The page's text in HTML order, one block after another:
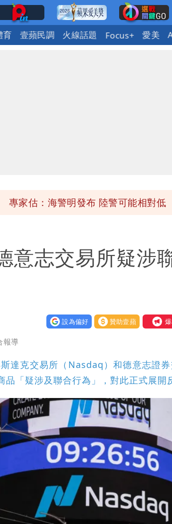
育 壹蘋民調 火線話題 Focus+ 愛美
專家估：海警明發布 陸警可能相對低
典示警「恐遇黑潮變強」 路徑分歧
意志交易所疑
設為偏好 贊助壹蘋 我要爆
報導
達克交易所（Nasdaq）和德意志證
「疑涉及聯合行為」，對此正式展開